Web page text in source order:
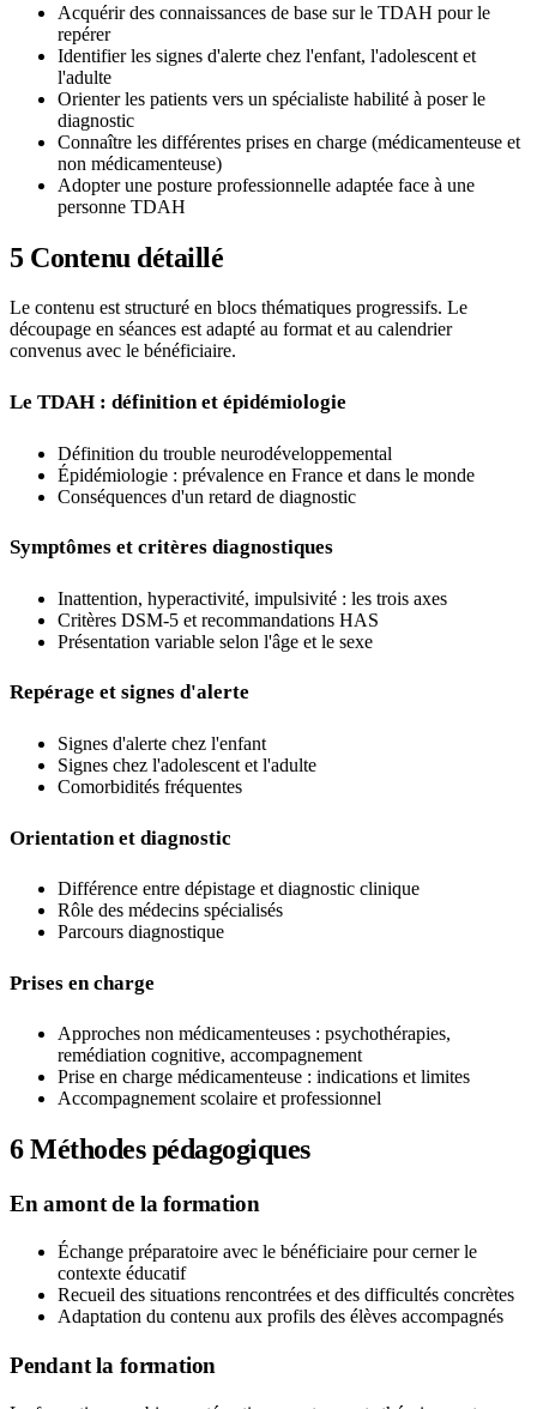
Acquérir des connaissances de base sur le TDAH pour le
repérer
Identifier les signes d'alerte chez l'enfant, l'adolescent et
l'adulte
Orienter les patients vers un spécialiste habilité à poser le
diagnostic
Connaître les différentes prises en charge (médicamenteuse et
non médicamenteuse)
Adopter une posture professionnelle adaptée face à une
personne TDAH
5Contenu détaillé
Le contenu est structuré en blocs thématiques progressifs. Le
découpage en séances est adapté au format et au calendrier
convenus avec le bénéficiaire.
Le TDAH : définition et épidémiologie
Définition du trouble neurodéveloppemental
Épidémiologie : prévalence en France et dans le monde
Conséquences d'un retard de diagnostic
Symptômes et critères diagnostiques
Inattention, hyperactivité, impulsivité : les trois axes
Critères DSM-5 et recommandations HAS
Présentation variable selon l'âge et le sexe
Repérage et signes d'alerte
Signes d'alerte chez l'enfant
Signes chez l'adolescent et l'adulte
Comorbidités fréquentes
Orientation et diagnostic
Différence entre dépistage et diagnostic clinique
Rôle des médecins spécialisés
Parcours diagnostique
Prises en charge
Approches non médicamenteuses : psychothérapies,
remédiation cognitive, accompagnement
Prise en charge médicamenteuse : indications et limites
Accompagnement scolaire et professionnel
6Méthodes pédagogiques
En amont de la formation
Échange préparatoire avec le bénéficiaire pour cerner le
contexte éducatif
Recueil des situations rencontrées et des difficultés concrètes
Adaptation du contenu aux profils des élèves accompagnés
Pendant la formation